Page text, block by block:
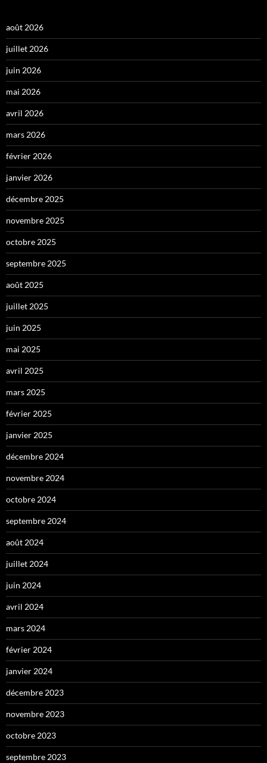
août 2026
juillet 2026
juin 2026
mai 2026
avril 2026
mars 2026
février 2026
janvier 2026
décembre 2025
novembre 2025
octobre 2025
septembre 2025
août 2025
juillet 2025
juin 2025
mai 2025
avril 2025
mars 2025
février 2025
janvier 2025
décembre 2024
novembre 2024
octobre 2024
septembre 2024
août 2024
juillet 2024
juin 2024
avril 2024
mars 2024
février 2024
janvier 2024
décembre 2023
novembre 2023
octobre 2023
septembre 2023